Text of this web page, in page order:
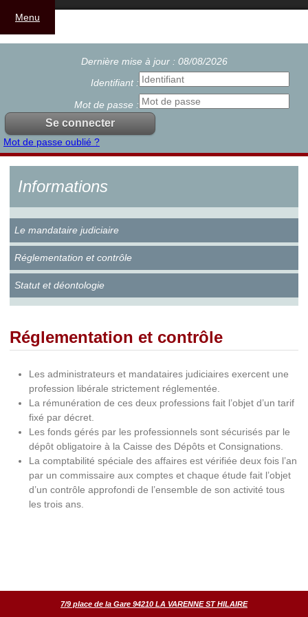
Dernière mise à jour : 08/08/2026
Identifiant :
Mot de passe :
Mot de passe oublié ?
Menu
Informations
Le mandataire judiciaire
Réglementation et contrôle
Statut et déontologie
Réglementation et contrôle
Les administrateurs et mandataires judiciaires exercent une
profession libérale strictement réglementée.
La rémunération de ces deux professions fait l’objet d’un tarif
fixé par décret.
Les fonds gérés par les professionnels sont sécurisés par le
dépôt obligatoire à la Caisse des Dépôts et Consignations.
La comptabilité spéciale des affaires est vérifiée deux fois l’an
par un commissaire aux comptes et chaque étude fait l’objet
d’un contrôle approfondi de l’ensemble de son activité tous
les trois ans.
7/9 place de la Gare 94210 LA VARENNE ST HILAIRE